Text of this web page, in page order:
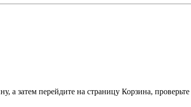
а затем перейдите на страницу Корзина,